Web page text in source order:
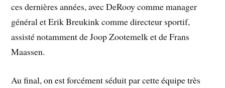
ces dernières années, avec DeRooy comme manager
général et Erik Breukink comme directeur sportif,
assisté notamment de Joop Zootemelk et de Frans
Maassen.
Au final, on est forcément séduit par cette équipe très